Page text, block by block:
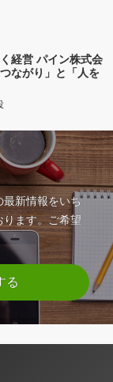
経営 パイン株式会
ながり」と「人を
最新情報をいち
ます。ご希望
る